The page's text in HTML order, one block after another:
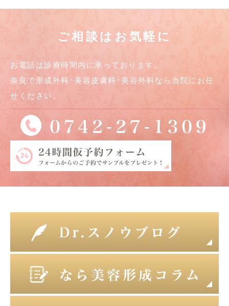
ご相談はお気軽に
お電話は診療時間内に承っております。
奈良で形成外科･美容皮膚科･美容外科なら当院にお任
せください。